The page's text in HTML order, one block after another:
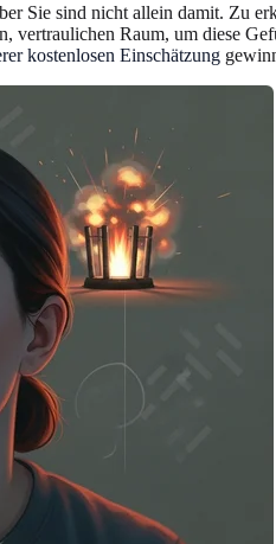
Sie sind nicht allein damit. Zu
vertraulichen Raum, um diese
kostenlosen Einschätzung